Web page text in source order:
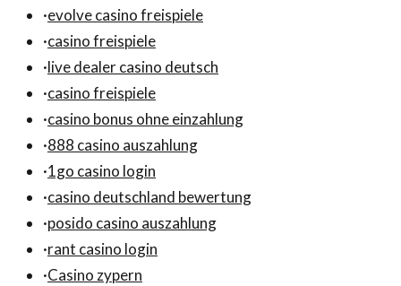
·evolve casino freispiele
·casino freispiele
·live dealer casino deutsch
·casino freispiele
·casino bonus ohne einzahlung
·888 casino auszahlung
·1go casino login
·casino deutschland bewertung
·posido casino auszahlung
·rant casino login
·Casino zypern